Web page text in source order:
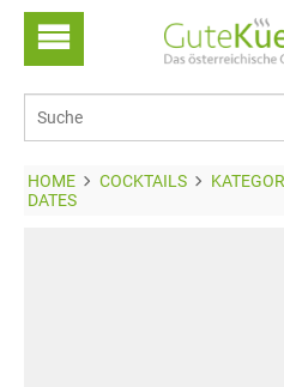
HOME COCKTAILS
DATES